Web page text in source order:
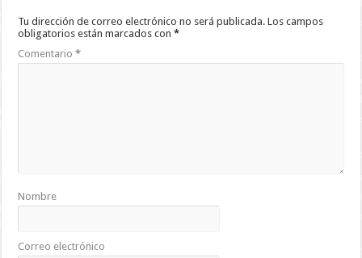
Tu dirección de correo electrónico no será publicada. Los campos
obligatorios están marcados con*
Comentario*
Nombre
Correo electrónico